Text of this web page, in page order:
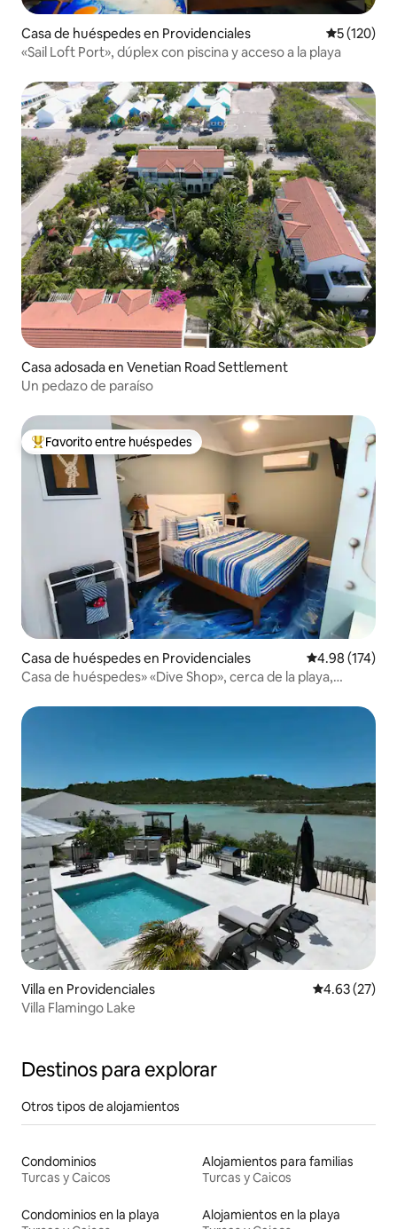
Casa de huéspedes en Providenciales
5 (120)
«Sail Loft Port», dúplex con piscina y acceso a la playa
Casa adosada en Venetian Road Settlement
Un pedazo de paraíso
De los mejores en Favorito entre huéspedes
Favorito entre huéspedes
Casa de huéspedes en Providenciales Calificación
4.98 (174)
Casa de huéspedes» «Dive Shop», cerca de la playa,
Villa en Providenciales Calificación
4.63 (27)
Villa Flamingo Lake
Destinos para explorar
Otros tipos de alojamientos
Condominios
Turcas y Caicos
Alojamientos para familias
Turcas y Caicos
Condominios en la playa
Alojamientos en la playa